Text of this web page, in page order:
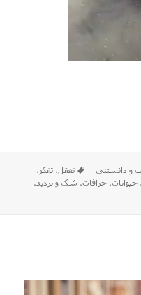
و دانستني برچسب‌ها
تعقل،تفکر ،
،حیوانات،خرافات، شک و تردید،